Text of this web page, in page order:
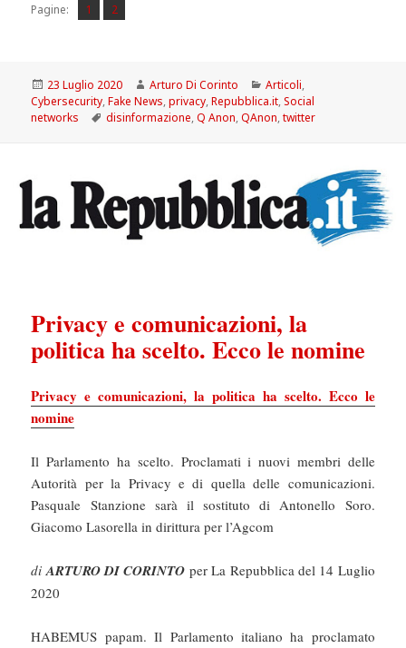
Pagine: Pagina
1 ,
Pagina
2
Scritto
il
23 Luglio 2020 Autore
Arturo Di Corinto Categorie
Articoli,
Cybersecurity,Fake News,privacy,Repubblica.it,Social
networks
Tag
disinformazione,Q Anon,QAnon,twitter
Privacy e comunicazioni, la
politica ha scelto. Ecco le nomine
Privacy e comunicazioni, la politica ha scelto. Ecco le
nomine
Il Parlamento ha scelto. Proclamati i nuovi membri delle
Autorità per la Privacy e di quella delle comunicazioni.
Pasquale Stanzione sarà il sostituto di Antonello Soro.
Giacomo Lasorella in dirittura per l’Agcom
diARTURO DI CORINTO per La Repubblica del 14 Luglio
2020
HABEMUS papam. Il Parlamento italiano ha proclamato